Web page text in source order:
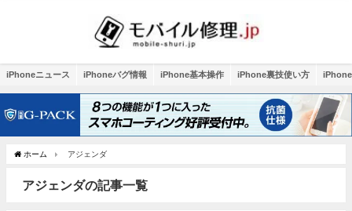
iPhoneニュース iPhoneバグ情報 iPhone基本操作 iPhone裏技使い方
ホーム アジェンダ
アジェンダの記事一覧